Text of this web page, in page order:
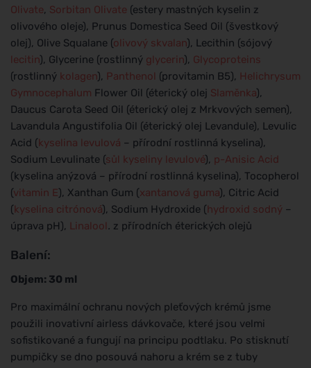
Olivate, Sorbitan Olivate (estery mastných kyselin z
olivového oleje), Prunus Domestica Seed Oil (švestkový
olej), Olive Squalane (olivový skvalan), Lecithin (sójový
lecitin), Glycerine (rostlinný glycerin), Glycoproteins
(rostlinný kolagen), Panthenol (provitamin B5), Helichrysum
Gymnocephalum Flower Oil (éterický olej Slaměnka),
Daucus Carota Seed Oil (éterický olej z Mrkvových semen),
Lavandula Angustifolia Oil (éterický olej Levandule), Levulic
Acid (kyselina levulová – přírodní rostlinná kyselina),
Sodium Levulinate (sůl kyseliny levulové), p-Anisic Acid
(kyselina anýzová – přírodní rostlinná kyselina), Tocopherol
(vitamin E), Xanthan Gum (xantanová guma), Citric Acid
(kyselina citrónová), Sodium Hydroxide (hydroxid sodný –
úprava pH), Linalool . z přírodních éterických olejů
Balení:
Objem: 30 ml
Pro maximální ochranu nových pleťových krémů jsme
použili inovativní airless dávkovače, které jsou velmi
sofistikované a fungují na principu podtlaku. Po stisknutí
pumpičky se dno posouvá nahoru a krém se z tuby